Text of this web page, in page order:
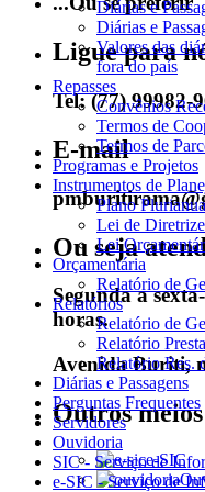
Ligue para
Tel: (77) 99982-
E-mail
Ou seja
Segunda a
horas.
Avenida Buriti,
Outros
e-SIC
Diárias e
Diárias e
Valores das
fora do país
Repasses
Convênios
Termos de
Termos de
Programas e Projetos
Instrumentos de
Plano
Lei de
Lei
Orçamentária
Relatório de
Relatórios
Relatório de
Relatório
Relatório Res.
Diárias e Passagens
Perguntas Frequentes
Servidores
Ouvidoria
SIC - Serviço de
e-SIC - Serviço de